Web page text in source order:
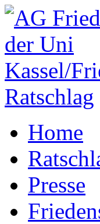
Home
Presse